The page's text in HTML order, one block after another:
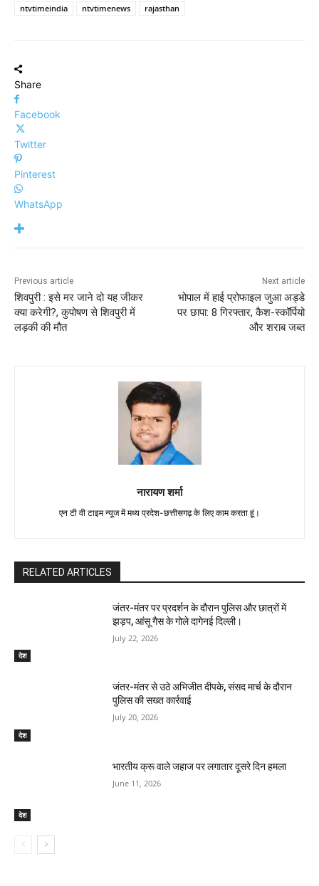
ntvtimeindia ntvtimenews rajasthan
Share
Facebook
Twitter
Pinterest
WhatsApp
Previous article
शिवपुरी : इसे मर जाने दो यह जीकर
क्या करेगी?, कुपोषण से शिवपुरी में
लड़की की मौत
Next article
भोपाल में हाई प्रोफाइल जुआ अड्डे
पर छापा: 8 गिरफ्तार, कैश-स्कॉर्पियो
और शराब जब्त
नारायण शर्मा
एन टी वी टाइम न्यूज में मध्य प्रदेश-छत्तीसगढ़ के लिए काम करता हूं।
RELATED ARTICLES
देश
जंतर-मंतर पर प्रदर्शन के दौरान पुलिस और छात्रों में
झड़प, आंसू गैस के गोले दागेनई दिल्ली।
July 22, 2026
देश
जंतर-मंतर से उठे अभिजीत दीपके, संसद मार्च के दौरान
पुलिस की सख्त कार्रवाई
July 20, 2026
देश
भारतीय क्रू वाले जहाज पर लगातार दूसरे दिन हमला
June 11, 2026